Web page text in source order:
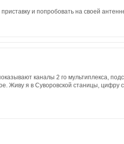
и попробовать на своей
каналы 2 го мультиплекса,
Живу я в Суворовской станицы, цифру